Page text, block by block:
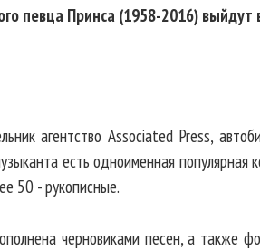
певца Принса (1958-2016) выйдут
агентство Associated Press,
есть одноименная популярная
50 - рукописные.
черновиками песен, а также